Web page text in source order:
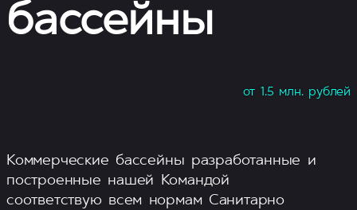
бассейны
от 1.5 млн. рублей
Коммерческие бассейны разработанные и
построенные нашей Командой
соответствую всем нормам Санитарно